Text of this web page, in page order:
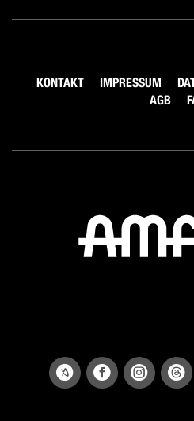
KONTAKT IMPRESSUM
AGB